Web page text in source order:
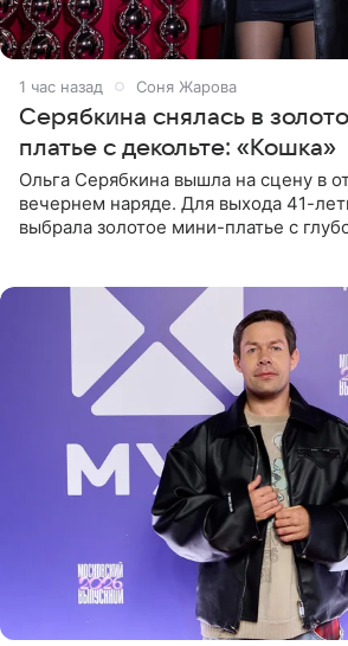
1 час назад Соня Жарова
Серябкина снялась в
платье с декольте: «Кошка»
Ольга Серябкина вышла на сцену в
вечернем наряде. Для выхода 41-
выбрала золотое мини-платье с